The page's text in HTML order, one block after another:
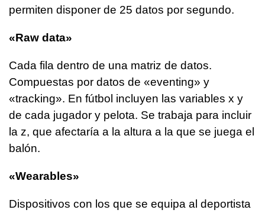
permiten disponer de 25 datos por segundo.
«Raw data»
Cada fila dentro de una matriz de datos.
Compuestas por datos de «eventing» y
«tracking». En fútbol incluyen las variables x y
de cada jugador y pelota. Se trabaja para incluir
la z, que afectaría a la altura a la que se juega el
balón.
«Wearables»
Dispositivos con los que se equipa al deportista